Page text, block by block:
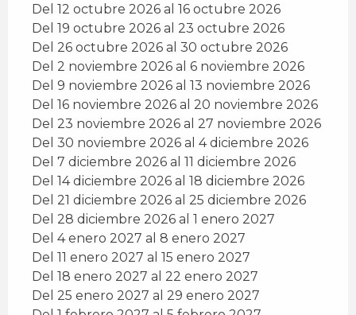
Del 12 octubre 2026 al 16 octubre 2026
Del 19 octubre 2026 al 23 octubre 2026
Del 26 octubre 2026 al 30 octubre 2026
Del 2 noviembre 2026 al 6 noviembre 2026
Del 9 noviembre 2026 al 13 noviembre 2026
Del 16 noviembre 2026 al 20 noviembre 2026
Del 23 noviembre 2026 al 27 noviembre 2026
Del 30 noviembre 2026 al 4 diciembre 2026
Del 7 diciembre 2026 al 11 diciembre 2026
Del 14 diciembre 2026 al 18 diciembre 2026
Del 21 diciembre 2026 al 25 diciembre 2026
Del 28 diciembre 2026 al 1 enero 2027
Del 4 enero 2027 al 8 enero 2027
Del 11 enero 2027 al 15 enero 2027
Del 18 enero 2027 al 22 enero 2027
Del 25 enero 2027 al 29 enero 2027